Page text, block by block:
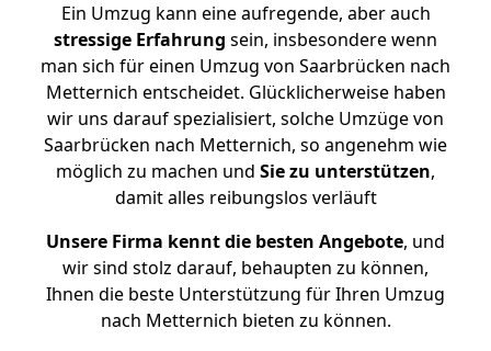
Ein Umzug kann eine aufregende, aber auch
stressige Erfahrung sein, insbesondere wenn
man sich für einen Umzug von Saarbrücken nach
Metternich entscheidet. Glücklicherweise haben
wir uns darauf spezialisiert, solche Umzüge von
Saarbrücken nach Metternich, so angenehm wie
möglich zu machen und Sie zu unterstützen,
damit alles reibungslos verläuft
Unsere Firma kennt die besten Angebote, und
wir sind stolz darauf, behaupten zu können,
Ihnen die beste Unterstützung für Ihren Umzug
nach Metternich bieten zu können.